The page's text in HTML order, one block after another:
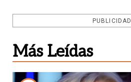
PUBLICIDAD
Más Leídas